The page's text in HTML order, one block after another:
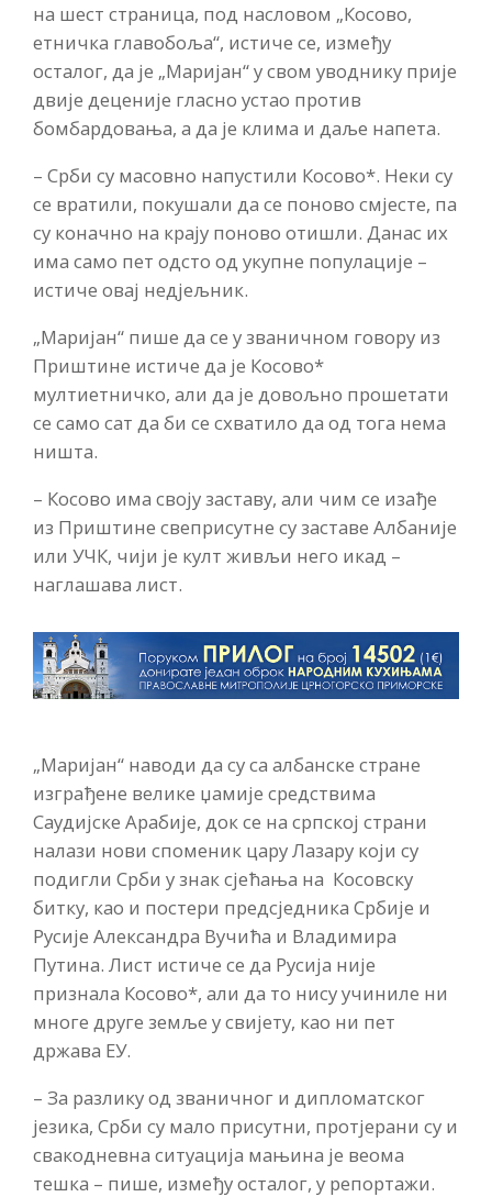
на шест страница, под насловом „Косово,
етничка главобоља“, истиче се, између
осталог, да је „Маријан“ у свом уводнику прије
двије деценије гласно устао против
бомбардовања, а да је клима и даље напета.
– Срби су масовно напустили Косово*. Неки су
се вратили, покушали да се поново смјесте, па
су коначно на крају поново отишли. Данас их
има само пет одсто од укупне популације –
истиче овај недјељник.
„Маријан“ пише да се у званичном говору из
Приштине истиче да је Косово*
мултиетничко, али да је довољно прошетати
се само сат да би се схватило да од тога нема
ништа.
– Косово има своју заставу, али чим се изађе
из Приштине свеприсутне су заставе Албаније
или УЧК, чији је култ живљи него икад –
наглашава лист.
„Маријан“ наводи да су са албанске стране
изграђене велике џамије средствима
Саудијске Арабије, док се на српској страни
налази нови споменик цару Лазару који су
подигли Срби у знак сјећања на Косовску
битку, као и постери предсједника Србије и
Русије Александра Вучића и Владимира
Путина. Лист истиче се да Русија није
признала Косово*, али да то нису учиниле ни
многе друге земље у свијету, као ни пет
држава ЕУ.
– За разлику од званичног и дипломатског
језика, Срби су мало присутни, протјерани су и
свакодневна ситуација мањина је веома
тешка – пише, између осталог, у репортажи.